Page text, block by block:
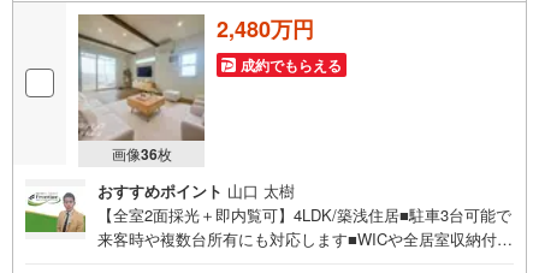
画像36枚
2,480万円
成約でもらえる
おすすめポイント 山口 太樹
【全室2面採光＋即内覧可】4LDK/築浅住居■駐車3台可能で
来客時や複数台所有にも対応します■WICや全居室収納付き